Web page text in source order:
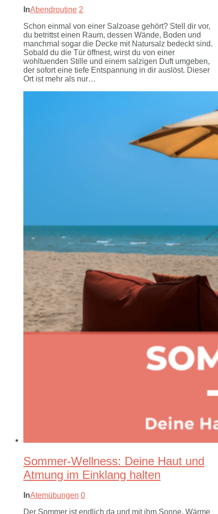
InAbendroutine 2
Schon einmal von einer Salzoase gehört? Stell dir vor,
du betrittst einen Raum, dessen Wände, Boden und
manchmal sogar die Decke mit Natursalz bedeckt sind.
Sobald du die Tür öffnest, wirst du von einer
wohltuenden Stille und einem salzigen Duft umgeben,
der sofort eine tiefe Entspannung in dir auslöst. Dieser
Ort ist mehr als nur…
Sommer-Wellness: Deine Haut und
Atmung im Einklang halten
InAtemübungen 0
Der Sommer ist endlich da und mit ihm Sonne, Wärme